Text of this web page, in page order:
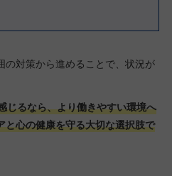
の対策から進めることで、状況が
じるなら、より働きやすい環境へ
と心の健康を守る大切な選択肢で